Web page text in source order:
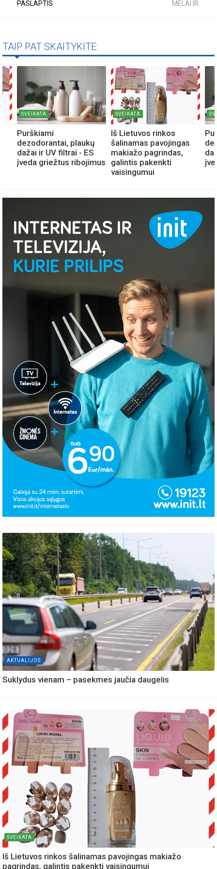
PASLAPTIS
MELAI IR...
TAIP PAT SKAITYKITE:
SVEIKATA
Purškiami
dezodorantai, plaukų
dažai ir UV filtrai - ES
įveda griežtus ribojimus
SVEIKATA
Iš Lietuvos rinkos
šalinamas pavojingas
makiažo pagrindas,
galintis pakenkti
vaisingumui
AKTUALIJOS
Suklydus vienam – pasekmes jaučia daugelis
SVEIKATA
Iš Lietuvos rinkos šalinamas pavojingas makiažo
pagrindas, galintis pakenkti vaisingumui